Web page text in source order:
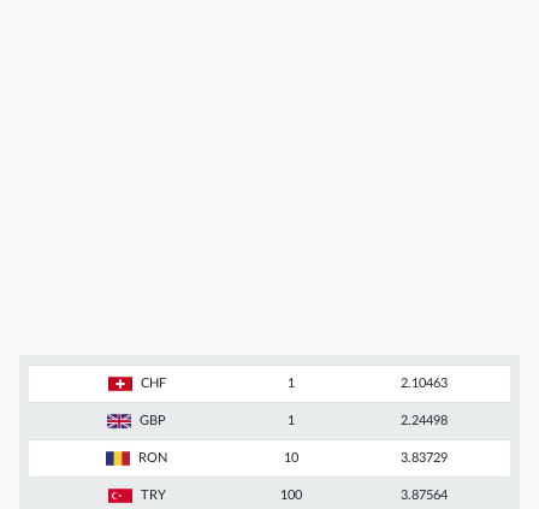
CHF 1 2.10463
GBP 1 2.24498
RON 10 3.83729
TRY 100 3.87564